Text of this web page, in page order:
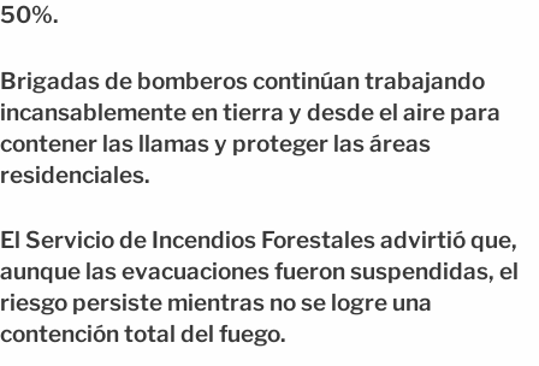
50%.
Brigadas de bomberos continúan trabajando
incansablemente en tierra y desde el aire para
contener las llamas y proteger las áreas
residenciales.
El Servicio de Incendios Forestales advirtió que,
aunque las evacuaciones fueron suspendidas, el
riesgo persiste mientras no se logre una
contención total del fuego.